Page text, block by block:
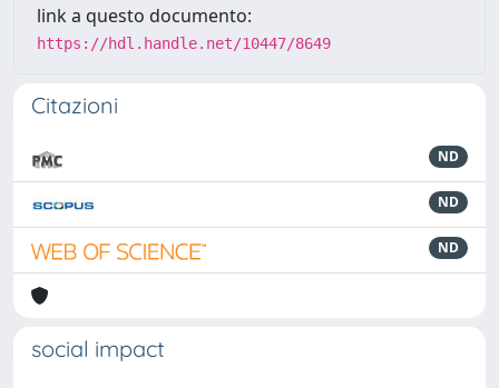
link a questo documento:
https://hdl.handle.net/10447/8649
Citazioni
ND
ND
ND
social impact